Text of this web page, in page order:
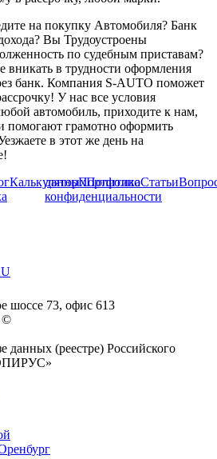
на покупку Автомобиля? Банк
Вы Трудоустроены
по судебным приставам?
вникать в трудности оформления
банк. Компания S-AUTO поможет
У нас все условия
автомобиль, приходите к нам,
грамотно оформить
в этот же день на
КалькуляторПортфолиоСтатьи
данныхПолитика
конфиденциальности
шоссе 73, офис 613
©
данных (реестре) Российского